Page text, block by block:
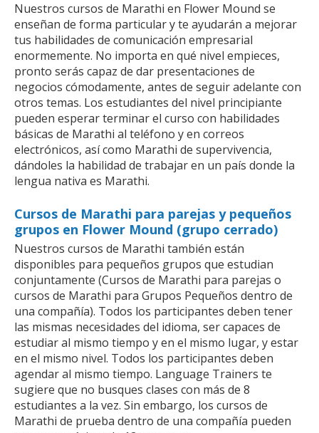
Nuestros cursos de Marathi en Flower Mound se
enseñan de forma particular y te ayudarán a mejorar
tus habilidades de comunicación empresarial
enormemente. No importa en qué nivel empieces,
pronto serás capaz de dar presentaciones de
negocios cómodamente, antes de seguir adelante con
otros temas. Los estudiantes del nivel principiante
pueden esperar terminar el curso con habilidades
básicas de Marathi al teléfono y en correos
electrónicos, así como Marathi de supervivencia,
dándoles la habilidad de trabajar en un país donde la
lengua nativa es Marathi.
Cursos de Marathi para parejas y pequeños
grupos en Flower Mound (grupo cerrado)
Nuestros cursos de Marathi también están
disponibles para pequeños grupos que estudian
conjuntamente (Cursos de Marathi para parejas o
cursos de Marathi para Grupos Pequeños dentro de
una compañía). Todos los participantes deben tener
las mismas necesidades del idioma, ser capaces de
estudiar al mismo tiempo y en el mismo lugar, y estar
en el mismo nivel. Todos los participantes deben
agendar al mismo tiempo. Language Trainers te
sugiere que no busques clases con más de 8
estudiantes a la vez. Sin embargo, los cursos de
Marathi de prueba dentro de una compañía pueden